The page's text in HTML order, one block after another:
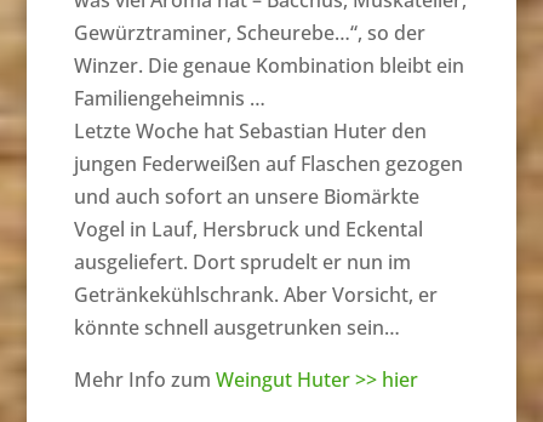
Gewürztraminer, Scheurebe…“, so der
Winzer. Die genaue Kombination bleibt ein
Familiengeheimnis …
Letzte Woche hat Sebastian Huter den
jungen Federweißen auf Flaschen gezogen
und auch sofort an unsere Biomärkte
Vogel in Lauf, Hersbruck und Eckental
ausgeliefert. Dort sprudelt er nun im
Getränkekühlschrank. Aber Vorsicht, er
könnte schnell ausgetrunken sein…
Mehr Info zum Weingut Huter >> hier